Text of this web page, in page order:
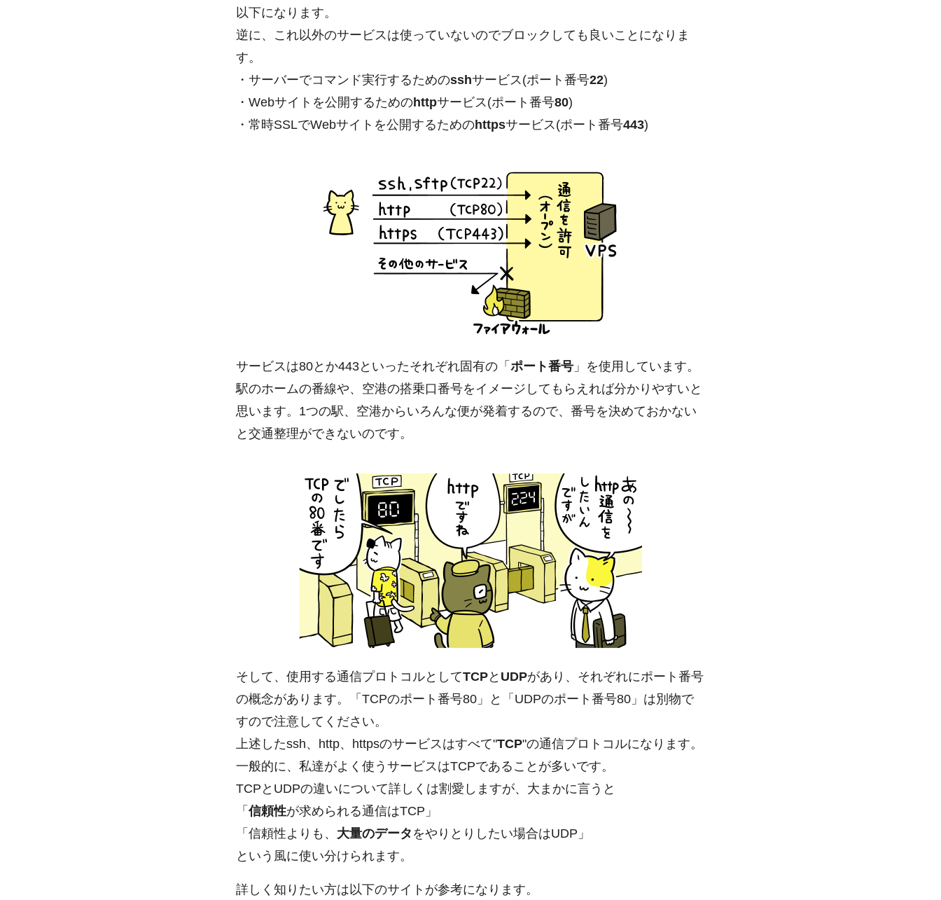
以下になります。
逆に、これ以外のサービスは使っていないのでブロックしても良いことになりま
す。
・サーバーでコマンド実行するためのsshサービス(ポート番号22)
・Webサイトを公開するためのhttpサービス(ポート番号80)
・常時SSLでWebサイトを公開するためのhttpsサービス(ポート番号443)
サービスは80とか443といったそれぞれ固有の「 ポート番号 」を使用しています。
駅のホームの番線や、空港の搭乗口番号をイメージしてもらえれば分かりやすいと
思います。1つの駅、空港からいろんな便が発着するので、番号を決めておかない
と交通整理ができないのです。
そして、使用する通信プロトコルとしてTCPと UDPがあり、それぞれにポート番号
の概念があります。「TCPのポート番号80」と「UDPのポート番号80」は別物で
すので注意してください。
上述したssh、http、httpsのサービスはすべて"TCP"の通信プロトコルになります。
一般的に、私達がよく使うサービスはTCPであることが多いです。
TCPとUDPの違いについて詳しくは割愛しますが、大まかに言うと
「 信頼性が求められる通信はTCP」
「信頼性よりも、 大量のデータ をやりとりしたい場合はUDP」
という風に使い分けられます。
詳しく知りたい方は以下のサイトが参考になります。